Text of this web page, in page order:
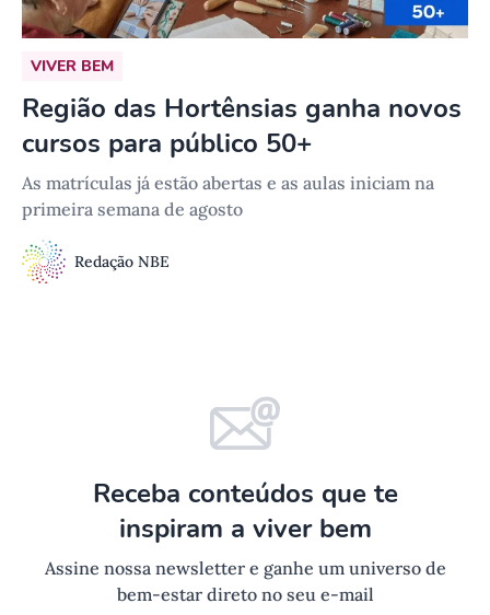
VIVER BEM
Região das Hortênsias ganha novos
cursos para público 50+
As matrículas já estão abertas e as aulas iniciam na
primeira semana de agosto
Redação NBE
Receba conteúdos que te
inspiram a viver bem
Assine nossa newsletter e ganhe um universo de
bem-estar direto no seu e-mail